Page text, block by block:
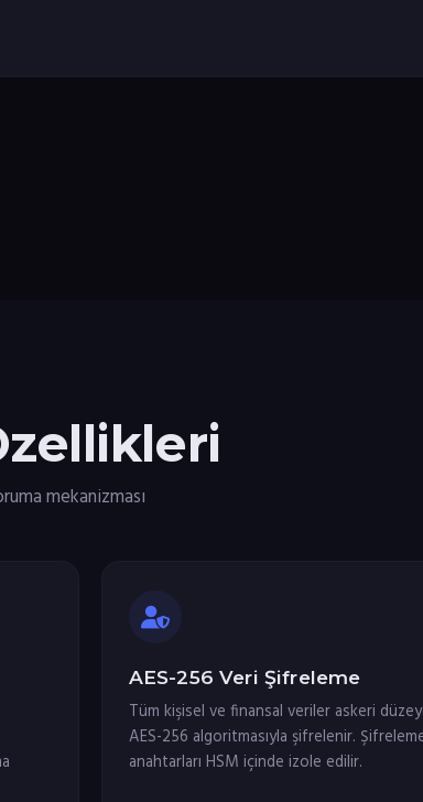
mekanizması
AES-256 Veri Şifreleme
Tüm kişisel ve finansal veriler askeri
AES-256 algoritmasıyla şifrelenir.
anahtarları HSM içinde izole edilir.